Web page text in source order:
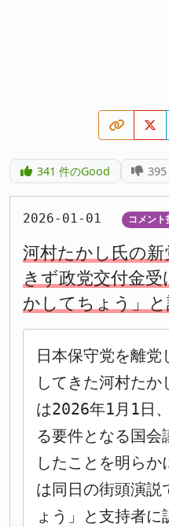
341 件のGood 395
2026-01-01 コメント
河村たかし氏の
きず政党交付金
かしてちょう」と
日本保守党を離党
してきた河村た
は2026年1月1日
る要件となる国会
したことを明らか
は同日の街頭演説
ょう」と支持者